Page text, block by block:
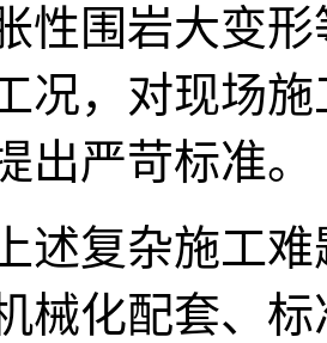
性围岩大变
况，对现场
出严苛标准。
复杂施工难
械化配套、